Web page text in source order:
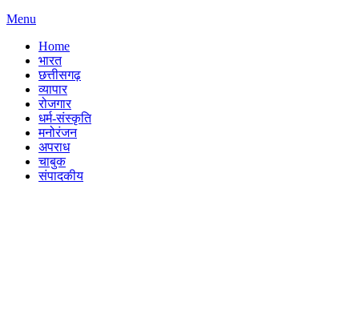
Menu
Home
भारत
छत्तीसगढ़
व्यापार
रोजगार
धर्म-संस्कृति
मनोरंजन
अपराध
चाबुक
संपादकीय